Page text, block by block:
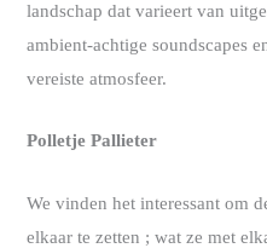
landschap dat varieert van
ambient-achtige soundscapes
vereiste atmosfeer.
Polletje Pallieter
We vinden het interessant om
elkaar te zetten ; wat ze met